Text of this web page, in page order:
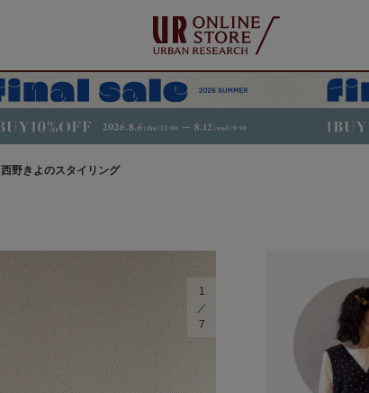
西野きよのスタイリング
1
7